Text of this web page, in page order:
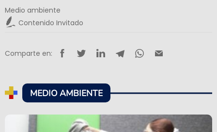
Medio ambiente
Contenido Invitado
Comparte en:
MEDIO AMBIENTE